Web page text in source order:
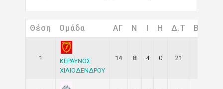
Θέση Ομάδα ΑΓ Ν I H Δ.Τ Βαθ
1
ΚΕΡΑΥΝΟΣ
ΧΙΛΙΟΔΕΝΔΡΟΥ
14 8 4 0 21